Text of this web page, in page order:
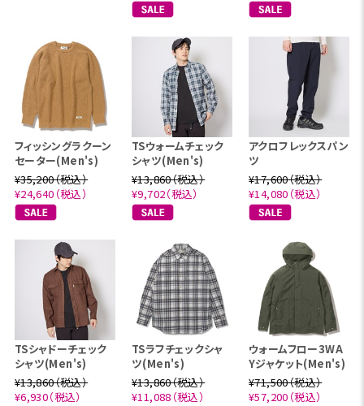
フィッシングラクーン
セーター(Men's)
¥35,200（税込）
¥24,640（税込）
TSウォームチェック
シャツ(Men's)
¥13,860（税込）
¥9,702（税込）
アクロフレックスパン
ツ
¥17,600（税込）
¥14,080（税込）
TSシャドーチェック
シャツ(Men's)
¥13,860（税込）
¥6,930（税込）
TSラフチェックシャ
ツ(Men's)
¥13,860（税込）
¥11,088（税込）
ウォームフロー3WA
Yジャケット(Men's)
¥71,500（税込）
¥57,200（税込）